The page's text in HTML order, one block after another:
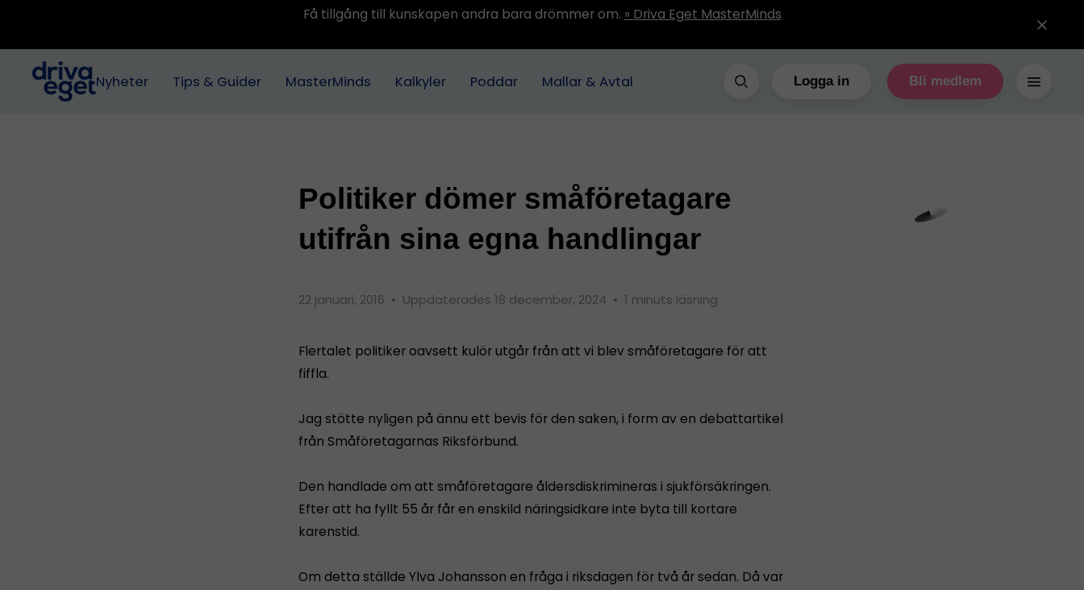
Få tillgång till kunskapen andra bara drömmer om. » Driva Eget MasterMinds
Nyheter Tips & Guider MasterMinds Kalkyler Poddar Mallar & Avtal Logga in Bli medlem
Politiker dömer småföretagare
utifrån sina egna handlingar
22 januari, 2016 • Uppdaterades 18 december, 2024 • 1 minuts läsning
Flertalet politiker oavsett kulör utgår från att vi blev småföretagare för att
fiffla.
Jag stötte nyligen på ännu ett bevis för den saken, i form av en debattartikel
från Småföretagarnas Riksförbund.
Den handlade om att småföretagare åldersdiskrimineras i sjukförsäkringen.
Efter att ha fyllt 55 år får en enskild näringsidkare inte byta till kortare
karenstid.
Om detta ställde Ylva Johansson en fråga i riksdagen för två år sedan. Då var